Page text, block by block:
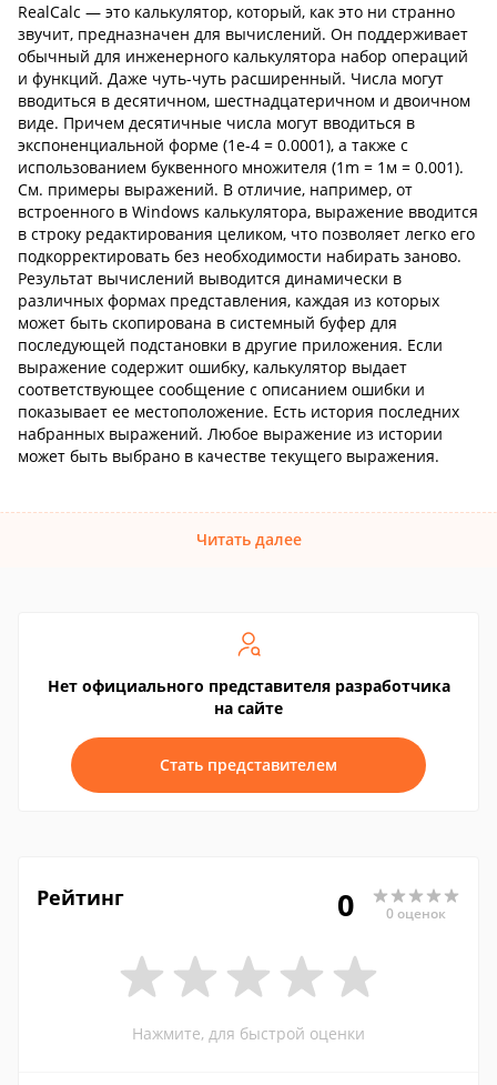
RealCalc — это калькулятор, который, как это ни странно
звучит, предназначен для вычислений. Он поддерживает
обычный для инженерного калькулятора набор операций
и функций. Даже чуть-чуть расширенный. Числа могут
вводиться в десятичном, шестнадцатеричном и двоичном
виде. Причем десятичные числа могут вводиться в
экспоненциальной форме (1e-4 = 0.0001), а также с
использованием буквенного множителя (1m = 1м = 0.001).
См. примеры выражений. В отличие, например, от
встроенного в Windows калькулятора, выражение вводится
в строку редактирования целиком, что позволяет легко его
подкорректировать без необходимости набирать заново.
Результат вычислений выводится динамически в
различных формах представления, каждая из которых
может быть скопирована в системный буфер для
последующей подстановки в другие приложения. Если
выражение содержит ошибку, калькулятор выдает
соответствующее сообщение с описанием ошибки и
показывает ее местоположение. Есть история последних
набранных выражений. Любое выражение из истории
может быть выбрано в качестве текущего выражения.
Читать далее
Нет официального представителя разработчика
на сайте
Стать представителем
Рейтинг 0 0 оценок
Нажмите, для быстрой оценки